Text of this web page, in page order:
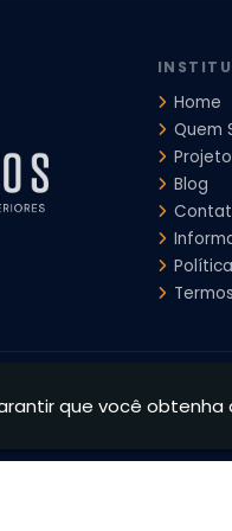
Home
Quem
Blog
73 que você obtenha